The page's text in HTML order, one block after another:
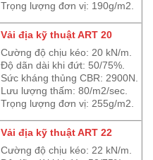
Trọng lượng đơn vị: 190g/m2.
Vải địa kỹ thuật ART 20
Cường độ chịu kéo: 20 kN/m.
Độ dãn dài khi đứt: 50/75%.
Sức kháng thủng CBR: 2900N.
Lưu lượng thấm: 80/m2/sec.
Trọng lượng đơn vị: 255g/m2.
Vải địa kỹ thuật ART 22
Cường độ chịu kéo: 22 kN/m.